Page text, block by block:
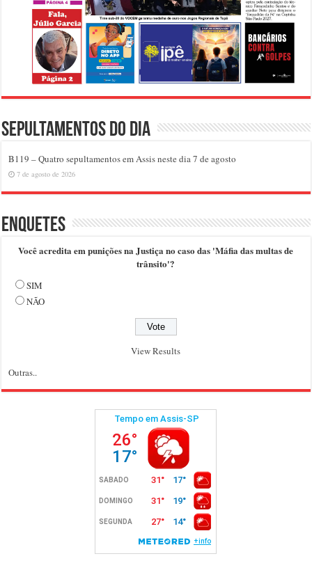
Sepultamentos do dia
B119 – Quatro sepultamentos em Assis neste dia 7 de agosto
7 de agosto de 2026
Enquetes
Você acredita em punições na Justiça no caso das 'Máfia das multas de
trânsito'?
SIM
NÃO
View Results
Outras..